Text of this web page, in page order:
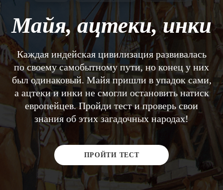
Майя, ацтеки, инки
Каждая индейская цивилизация развивалась
по своему самобытному пути, но конец у них
был одинаковый. Майя пришли в упадок сами,
а ацтеки и инки не смогли остановить натиск
европейцев. Пройди тест и проверь свои
знания об этих загадочных народах!
ПРОЙТИ ТЕСТ